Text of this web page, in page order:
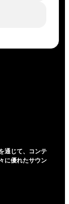
通じて、コンテ
に優れたサウン